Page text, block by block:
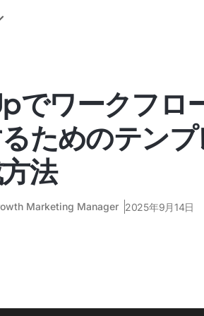
でワークフロ
ためのテンプ
法
Marketing Manager 2025年9月14日